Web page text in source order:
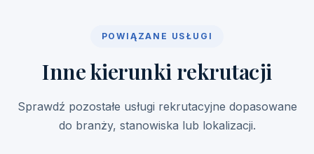
POWIĄZANE USŁUGI
Inne kierunki rekrutacji
Sprawdź pozostałe usługi rekrutacyjne dopasowane
do branży, stanowiska lub lokalizacji.